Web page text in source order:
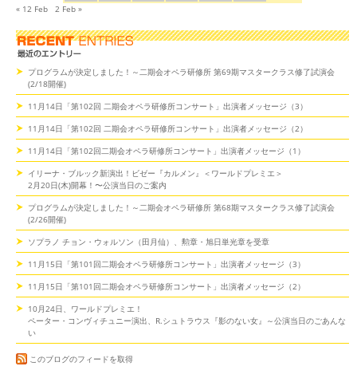
« 12 Feb 2 Feb »
プログラムが決定しました！～二期会オペラ研修所 第69期マスタークラス修了試演会
(2/18開催)
11月14日「第102回 二期会オペラ研修所コンサート」出演者メッセージ（3）
11月14日「第102回 二期会オペラ研修所コンサート」出演者メッセージ（2）
11月14日「第102回二期会オペラ研修所コンサート」出演者メッセージ（1）
イリーナ・ブルック新演出！ビゼー『カルメン』＜ワールドプレミエ＞
2月20日(木)開幕！〜公演当日のご案内
プログラムが決定しました！～二期会オペラ研修所 第68期マスタークラス修了試演会
(2/26開催)
ソプラノ チョン・ウォルソン（田月仙）、勲章・旭日単光章を受章
11月15日「第101回二期会オペラ研修所コンサート」出演者メッセージ（3）
11月15日「第101回二期会オペラ研修所コンサート」出演者メッセージ（2）
10月24日、ワールドプレミエ！
ペーター・コンヴィチュニー演出、R.シュトラウス『影のない女』～公演当日のごあんな
い
このブログのフィードを取得